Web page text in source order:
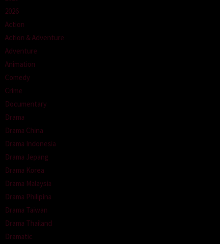
2026
Action
Action & Adventure
Adventure
Animation
Comedy
Crime
Documentary
Drama
Drama China
Drama Indonesia
Drama Jepang
Drama Korea
Drama Malaysia
Drama Philipina
Drama Taiwan
Drama Thailand
Dramatic